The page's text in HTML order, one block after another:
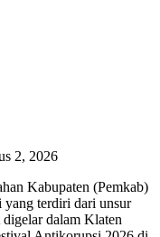
2, 2026
Kabupaten (Pemkab)
terdiri dari unsur
digelar dalam Klaten